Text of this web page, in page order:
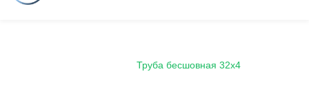
Труба бесшовная 32х4